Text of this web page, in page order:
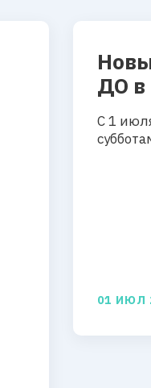
ДО в
С 1
01 ИЮЛ